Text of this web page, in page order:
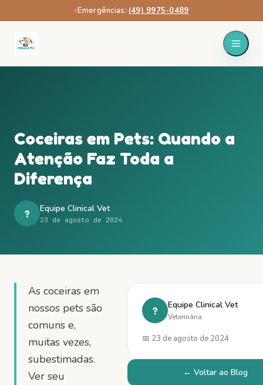
Emergências:·(49) 9975-0489
Coceiras em Pets: Quando a
Atenção Faz Toda a
Diferença
? Equipe Clinical Vet
23 de agosto de 2024
As coceiras em
nossos pets são
comuns e,
muitas vezes,
subestimadas.
Ver seu
? Equipe Clinical Vet
Veterinária
📅 23 de agosto de 2024
← Voltar ao Blog